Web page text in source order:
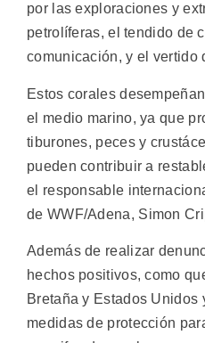
por las exploraciones y
petrolíferas, el tendido de
comunicación, y el vertido
Estos corales
el medio marino, ya que
tiburones, peces y
pueden contribuir a
el responsable
de WWF/Adena, Simon
Además de realizar
hechos positivos, como
Bretaña y Estados Unidos
medidas de protección